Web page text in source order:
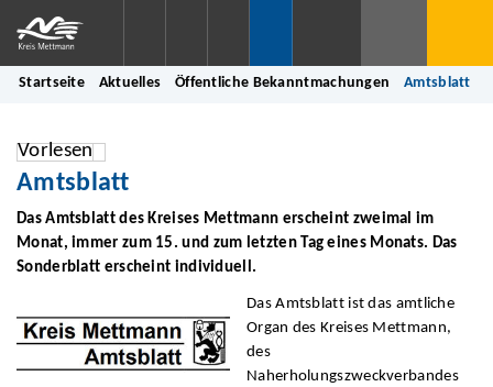
Startseite Aktuelles Öffentliche Bekanntmachungen Amtsblatt
Vorlesen
Amtsblatt
Das Amtsblatt des Kreises Mettmann erscheint zweimal im
Monat, immer zum 15. und zum letzten Tag eines Monats. Das
Sonderblatt erscheint individuell.
Das Amtsblatt ist das amtliche
Organ des Kreises Mettmann,
des
Naherholungszweckverbandes